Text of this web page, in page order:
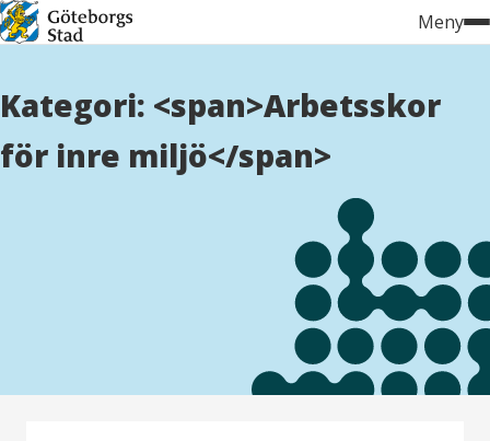
Hoppa
till
Meny
Kategori: <span>Arbetsskor
för inre miljö</span>